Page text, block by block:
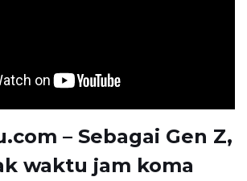
– Sebagai Gen Z,
waktu jam koma